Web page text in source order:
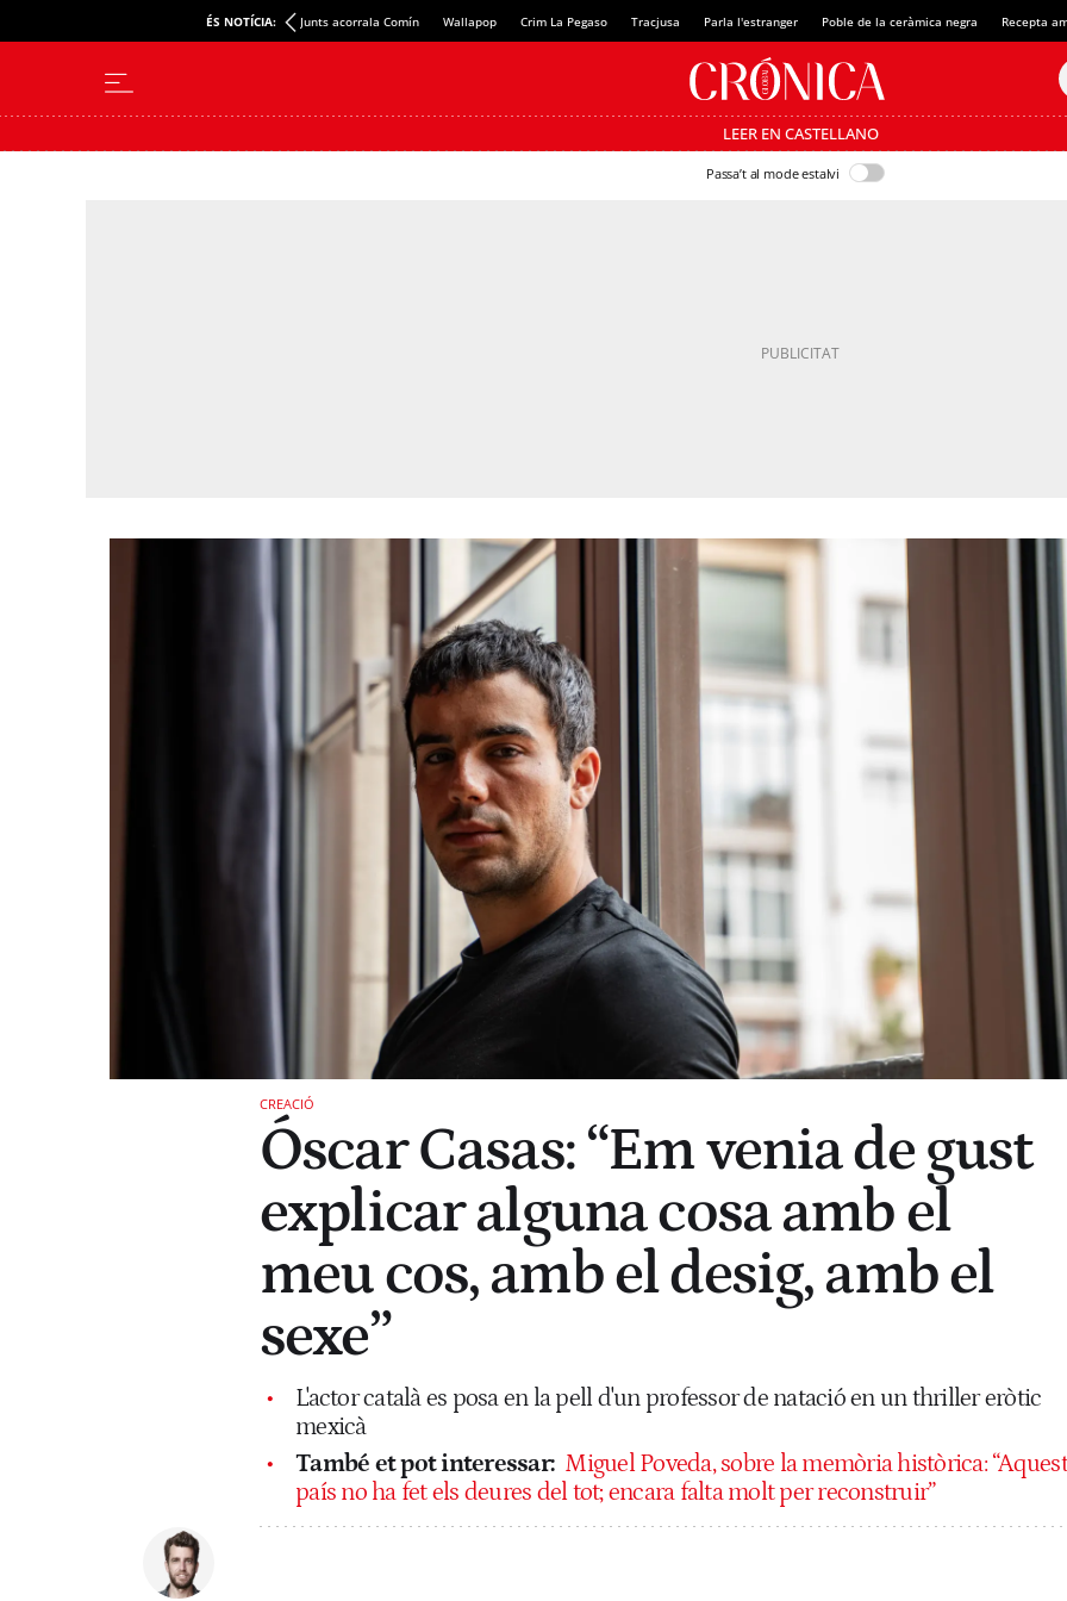
ÉS NOTÍCIA: Junts acorrala Comín Wallapop Crim La Pegaso Tracjusa Parla l'estranger Poble de la ceràmica negra Recepta
LEER EN CASTELLANO
Passa’t al mode estalvi
CREACIÓ
Óscar Casas: “Em venia de gust
explicar alguna cosa amb el
meu cos, amb el desig, amb el
sexe”
L'actor català es posa en la pell d'un professor de natació en un thriller eròtic
mexicà
També et pot interessar: Miguel Poveda, sobre la memòria històrica: “Aquest
país no ha fet els deures del tot; encara falta molt per reconstruir”